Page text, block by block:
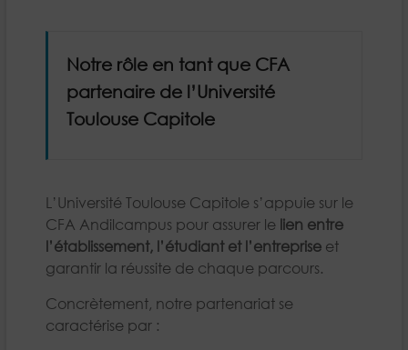
Notre rôle en tant que CFA
partenaire de l’Université
Toulouse Capitole
L’Université Toulouse Capitole s’appuie sur le
CFA Andilcampus pour assurer le lien entre
l’établissement, l’étudiant et l’entreprise et
garantir la réussite de chaque parcours.
Concrètement, notre partenariat se
caractérise par :